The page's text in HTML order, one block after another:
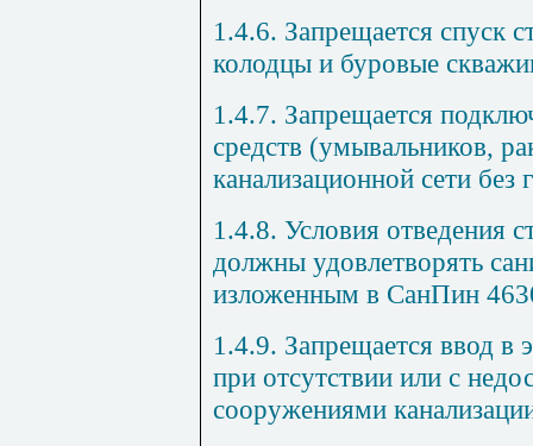
1.4.6. Запрещается спуск
колодцы и буровые
1.4.7. Запрещается
средств (умывальников,
канализационной сети без
1.4.8. Условия отведения
должны удовлетворять
изложенным в СанПин
1.4.9. Запрещается ввод в
при отсутствии или с
сооружениями